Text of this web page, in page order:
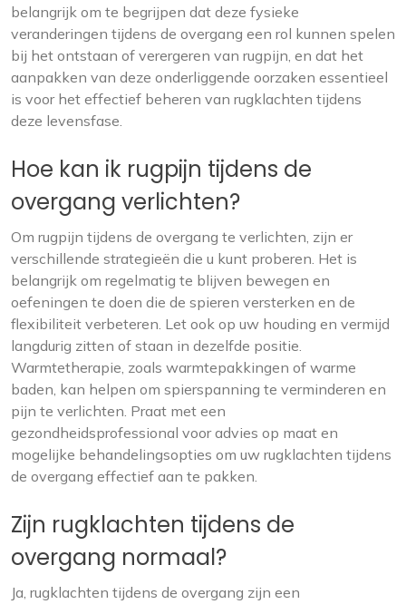
belangrijk om te begrijpen dat deze fysieke
veranderingen tijdens de overgang een rol kunnen spelen
bij het ontstaan of verergeren van rugpijn, en dat het
aanpakken van deze onderliggende oorzaken essentieel
is voor het effectief beheren van rugklachten tijdens
deze levensfase.
Hoe kan ik rugpijn tijdens de
overgang verlichten?
Om rugpijn tijdens de overgang te verlichten, zijn er
verschillende strategieën die u kunt proberen. Het is
belangrijk om regelmatig te blijven bewegen en
oefeningen te doen die de spieren versterken en de
flexibiliteit verbeteren. Let ook op uw houding en vermijd
langdurig zitten of staan in dezelfde positie.
Warmtetherapie, zoals warmtepakkingen of warme
baden, kan helpen om spierspanning te verminderen en
pijn te verlichten. Praat met een
gezondheidsprofessional voor advies op maat en
mogelijke behandelingsopties om uw rugklachten tijdens
de overgang effectief aan te pakken.
Zijn rugklachten tijdens de
overgang normaal?
Ja, rugklachten tijdens de overgang zijn een